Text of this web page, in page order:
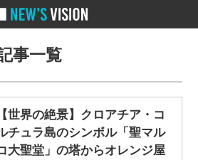
事一覧
【世界の絶景】クロアチア・コ
チュラ島のシンボル「聖マル
大聖堂」の塔からオレンジ屋